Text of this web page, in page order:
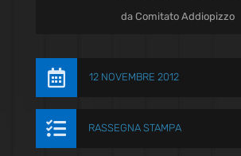
daComitato Addiopizzo
 12 NOVEMBRE 2012
 RASSEGNA STAMPA